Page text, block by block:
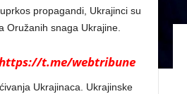
propagandi, Ukrajinci su
Oružanih snaga Ukrajine.
t.me/webtribune
Ukrajinaca. Ukrajinske